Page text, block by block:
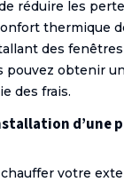
réduire les
thermique
des
pouvez obtenir
des frais.
d’une
votre